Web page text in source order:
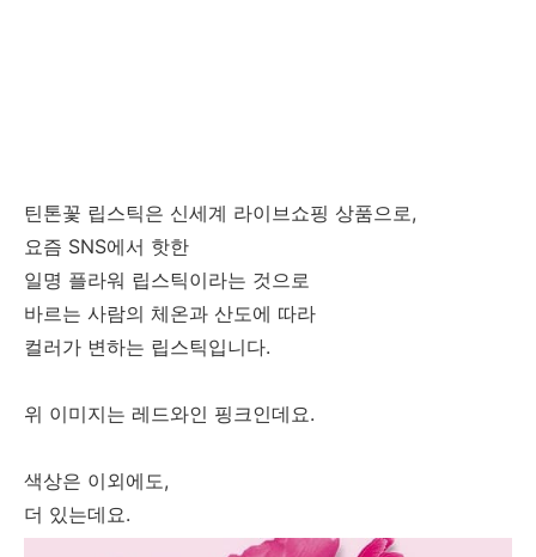
틴톤꽃 립스틱은 신세계 라이브쇼핑 상품으로,
요즘 SNS에서 핫한
일명 플라워 립스틱이라는 것으로
바르는 사람의 체온과 산도에 따라
컬러가 변하는 립스틱입니다.
위 이미지는 레드와인 핑크인데요.
색상은 이외에도,
더 있는데요.